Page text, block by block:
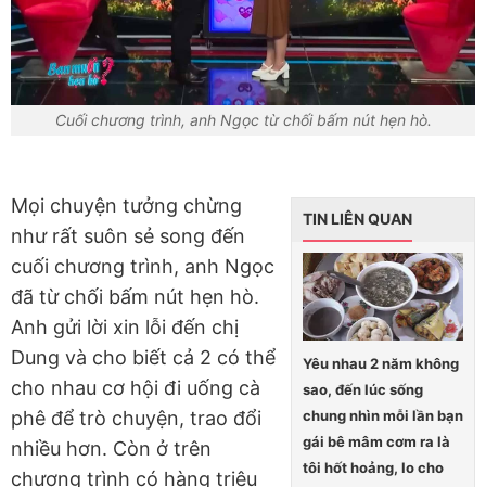
Cuối chương trình, anh Ngọc từ chối bấm nút hẹn hò.
TIN LIÊN QUAN
Yêu nhau 2 năm không
sao, đến lúc sống
chung nhìn mỗi lần bạn
gái bê mâm cơm ra là
tôi hốt hoảng, lo cho
Mọi chuyện tưởng chừng
như rất suôn sẻ song đến
cuối chương trình, anh Ngọc
đã từ chối bấm nút hẹn hò.
Anh gửi lời xin lỗi đến chị
Dung và cho biết cả 2 có thể
cho nhau cơ hội đi uống cà
phê để trò chuyện, trao đổi
nhiều hơn. Còn ở trên
chương trình có hàng triệu